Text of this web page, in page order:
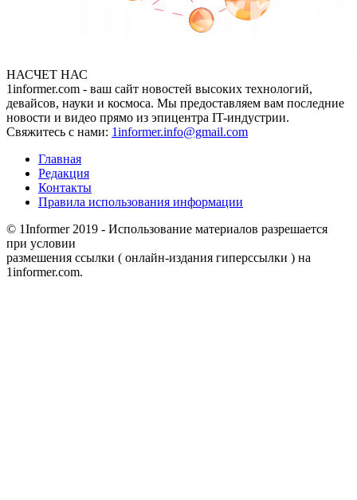
НАСЧЕТ НАС
1informer.com - ваш сайт новостей высоких технологий,
девайсов, науки и космоса. Мы предоставляем вам последние
новости и видео прямо из эпицентра IT-индустрии.
Свяжитесь с нами: 1informer.info@gmail.com
Главная
Редакция
Контакты
Правила использования информации
© 1Informer 2019 - Использование материалов разрешается
при условии
размешения ссылки ( онлайн-издания гиперссылки ) на
1informer.com.